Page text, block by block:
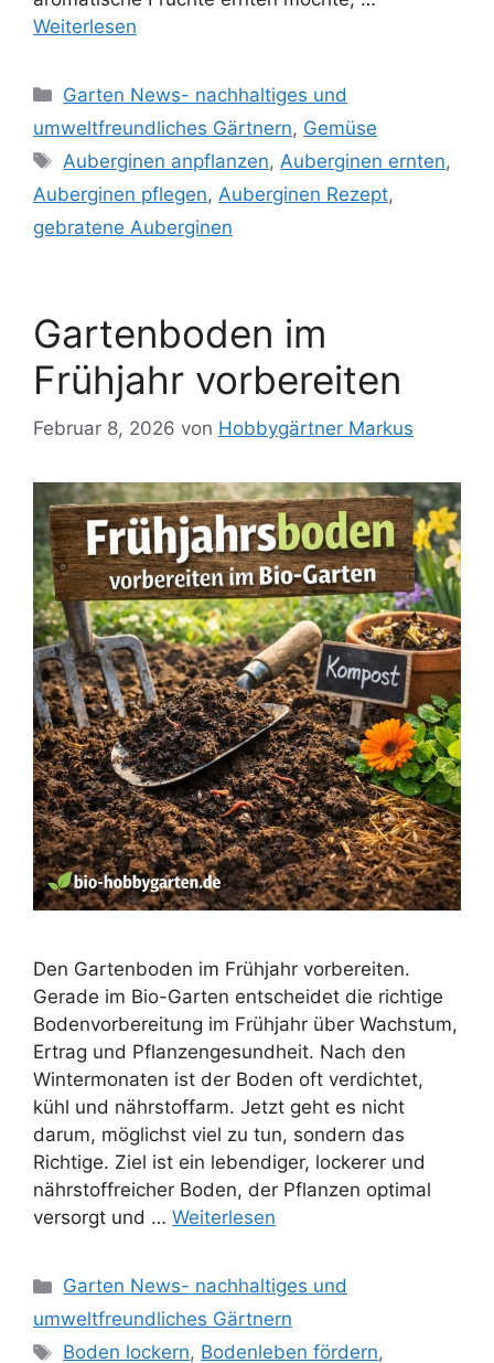
Weiterlesen
Kategorien
Garten News- nachhaltiges und
umweltfreundliches Gärtnern, Gemüse
Schlagwörter
Auberginen anpflanzen, Auberginen ernten,
Auberginen pflegen, Auberginen Rezept,
gebratene Auberginen
Gartenboden im
Frühjahr vorbereiten
Februar 8, 2026 von Hobbygärtner Markus
Den Gartenboden im Frühjahr vorbereiten.
Gerade im Bio-Garten entscheidet die richtige
Bodenvorbereitung im Frühjahr über Wachstum,
Ertrag und Pflanzengesundheit. Nach den
Wintermonaten ist der Boden oft verdichtet,
kühl und nährstoffarm. Jetzt geht es nicht
darum, möglichst viel zu tun, sondern das
Richtige. Ziel ist ein lebendiger, lockerer und
nährstoffreicher Boden, der Pflanzen optimal
versorgt und … Weiterlesen
Kategorien
Garten News- nachhaltiges und
umweltfreundliches Gärtnern
Schlagwörter
Boden lockern, Bodenleben fördern,